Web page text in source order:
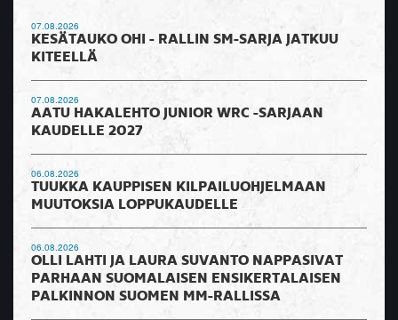
07.08.2026
KESÄTAUKO OHI - RALLIN SM-SARJA JATKUU
KITEELLÄ
07.08.2026
AATU HAKALEHTO JUNIOR WRC -SARJAAN
KAUDELLE 2027
06.08.2026
TUUKKA KAUPPISEN KILPAILUOHJELMAAN
MUUTOKSIA LOPPUKAUDELLE
06.08.2026
OLLI LAHTI JA LAURA SUVANTO NAPPASIVAT
PARHAAN SUOMALAISEN ENSIKERTALAISEN
PALKINNON SUOMEN MM-RALLISSA